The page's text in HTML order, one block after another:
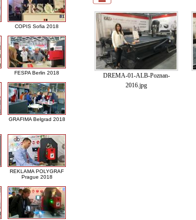
COPIS Sofia 2018
FESPA Berlin 2018
GRAFIMA Belgrad 2018
REKLAMA POLYGRAF
Prague 2018
DREMA-01-ALB-Poznan-
2016.jpg